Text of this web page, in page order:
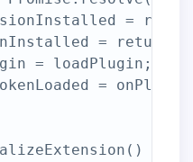
=
=
= loadPlugin;
=
{